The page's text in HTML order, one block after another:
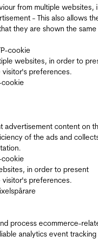
from multiple websites,
- This also allows
they are shown the same
cookie
websites, in order to
preferences.
cookie
advertisement content on
of the ads and
cookie
in order to present
preferences.
process ecommerce-
analytics event tracking